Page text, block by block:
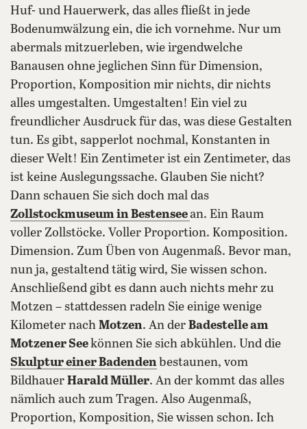
Huf- und Hauerwerk, das alles fließt in jede
Bodenumwälzung ein, die ich vornehme. Nur um
abermals mitzuerleben, wie irgendwelche
Banausen ohne jeglichen Sinn für Dimension,
Proportion, Komposition mir nichts, dir nichts
alles umgestalten. Umgestalten! Ein viel zu
freundlicher Ausdruck für das, was diese Gestalten
tun. Es gibt, sapperlot nochmal, Konstanten in
dieser Welt! Ein Zentimeter ist ein Zentimeter, das
ist keine Auslegungssache. Glauben Sie nicht?
Dann schauen Sie sich doch mal das
Zollstockmuseum in Bestenseean. Ein Raum
voller Zollstöcke. Voller Proportion. Komposition.
Dimension. Zum Üben von Augenmaß. Bevor man,
nun ja, gestaltend tätig wird, Sie wissen schon.
Anschließend gibt es dann auch nichts mehr zu
Motzen – stattdessen radeln Sie einige wenige
Kilometer nach Motzen. An der Badestelle am
Motzener Seekönnen Sie sich abkühlen. Und die
Skulptur einer Badenden bestaunen, vom
Bildhauer Harald Müller. An der kommt das alles
nämlich auch zum Tragen. Also Augenmaß,
Proportion, Komposition, Sie wissen schon. Ich